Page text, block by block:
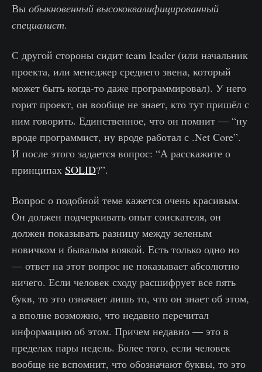
Вы обыкновенный высококвалифицированный
специалист.
С другой стороны сидит team leader (или начальник
проекта, или менеджер среднего звена, который
может быть когда-то даже программировал). У него
горит проект, он вообще не знает, кто тут пришёл с
ним говорить. Единственное, что он помнит — “ну
вроде программист, ну вроде работал с .Net Core”.
И после этого задается вопрос: “А расскажите о
принципах SOLID?”.
Вопрос о подобной теме кажется очень красивым.
Он должен подчеркивать опыт соискателя, он
должен показывать разницу между зеленым
новичком и бывалым воякой. Есть только одно но
— ответ на этот вопрос не показывает абсолютно
ничего. Если человек сходу расшифрует все пять
букв, то это означает лишь то, что он знает об этом,
а вполне возможно, что недавно перечитал
информацию об этом. Причем недавно — это в
пределах пары недель. Более того, если человек
вообще не вспомнит, что обозначают буквы, то это